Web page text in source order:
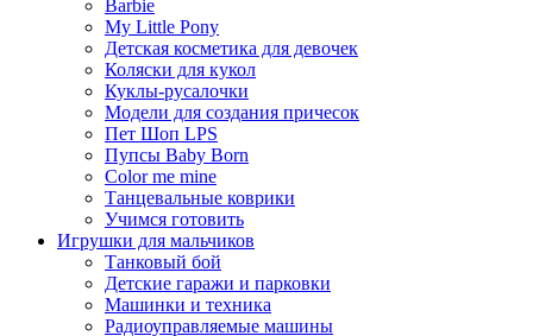
Barbie
My Little Pony
Детская косметика для девочек
Коляски для кукол
Куклы-русалочки
Модели для создания причесок
Пет Шоп LPS
Пупсы Baby Born
Сolor me mine
Танцевальные коврики
Учимся готовить
Игрушки для мальчиков
Танковый бой
Детские гаражи и парковки
Машинки и техника
Радиоуправляемые машины